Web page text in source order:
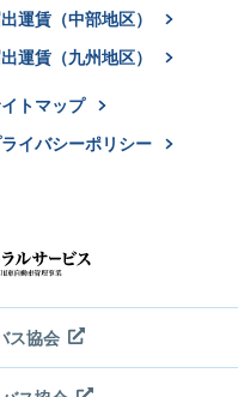
運賃（中部地区）
運賃（九州地区）
トマップ
イバシーポリシー
ス協会